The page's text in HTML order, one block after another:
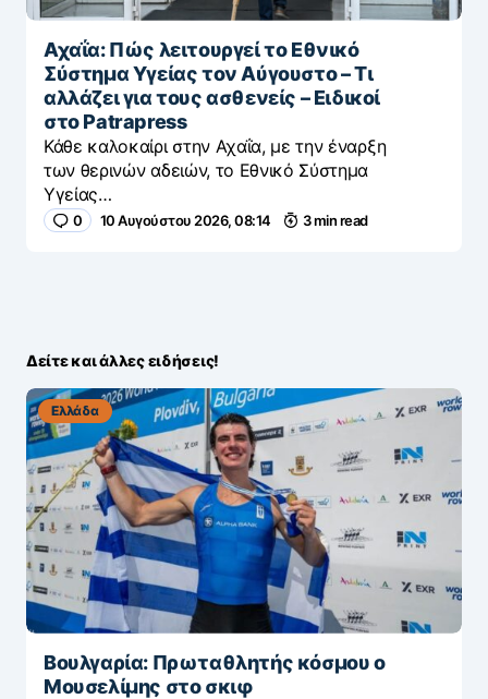
Αχαΐα: Πώς λειτουργεί το Εθνικό
Σύστημα Υγείας τον Αύγουστο – Τι
αλλάζει για τους ασθενείς – Eιδικοί
στο Patrapress
Κάθε καλοκαίρι στην Αχαΐα, με την έναρξη
των θερινών αδειών, το Εθνικό Σύστημα
Υγείας…
0 10 Αυγούστου 2026, 08:14 3 min read
Δείτε και άλλες ειδήσεις!
Ελλάδα
Βουλγαρία: Πρωταθλητής κόσμου ο
Μουσελίμης στο σκιφ